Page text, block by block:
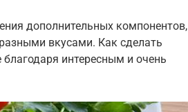
дополнительных компонентов,
вкусами. Как сделать
интересным и очень